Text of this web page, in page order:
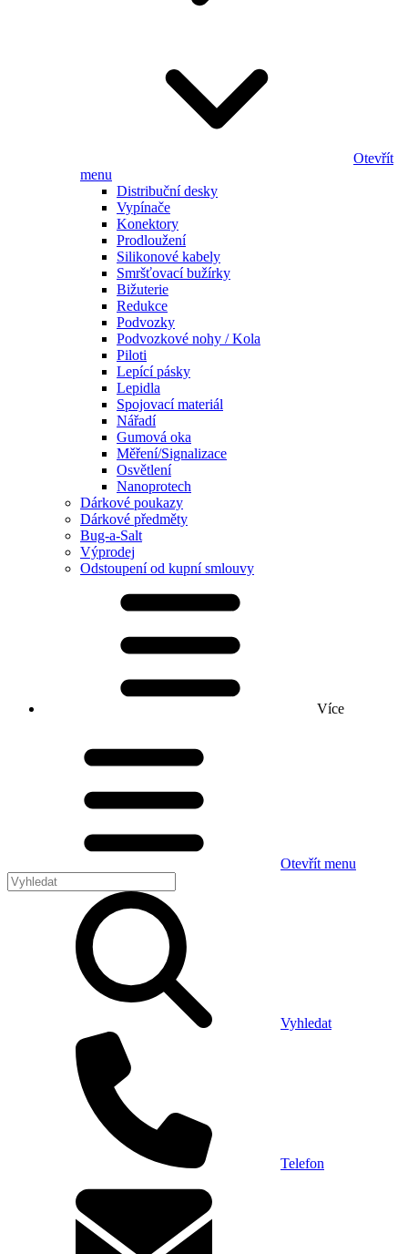
Otevřít
menu
Distribuční desky
Vypínače
Konektory
Prodloužení
Silikonové kabely
Smršťovací bužírky
Bižuterie
Redukce
Podvozky
Podvozkové nohy / Kola
Piloti
Lepící pásky
Lepidla
Spojovací materiál
Nářadí
Gumová oka
Měření/Signalizace
Osvětlení
Nanoprotech
Dárkové poukazy
Dárkové předměty
Bug-a-Salt
Výprodej
Odstoupení od kupní smlouvy
Více
Otevřít menu
Vyhledat
Telefon